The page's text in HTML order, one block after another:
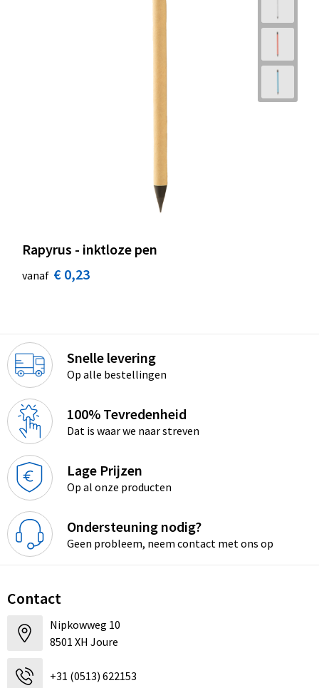
Rapyrus - inktloze pen
vanaf € 0,23
Snelle levering
Op alle bestellingen
100% Tevredenheid
Dat is waar we naar streven
Lage Prijzen
Op al onze producten
Ondersteuning nodig?
Geen probleem, neem contact met ons op
Contact
Nipkowweg 10
8501 XH Joure
+31 (0513) 622153